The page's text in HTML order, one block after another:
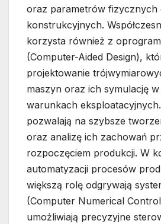
oraz parametrów fizycznych
konstrukcyjnych.
korzysta również z
(Computer-Aided Design),
projektowanie
maszyn oraz ich symulację
warunkach
pozwalają na szybsze
oraz analizę ich zachowań
rozpoczęciem produkcji. W
automatyzacji procesów
większą rolę odgrywają
(Computer Numerical
umożliwiają precyzyjne